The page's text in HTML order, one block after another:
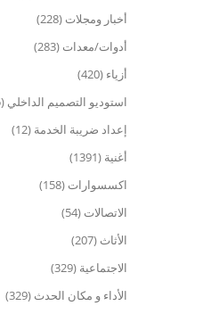
أخبار ومجلات (228)
أدوات/معدات (283)
أزياء (420)
استوديو التصميم الداخلي (45)
إعداد ضريبة الخدمة (12)
أغنية (1391)
اكسسوارات (158)
الاتصالات (54)
الأثاث (207)
الاجتماعية (329)
الأداء و مكان الحدث (329)